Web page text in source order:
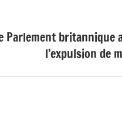
Parlement britannique
l’expulsion de